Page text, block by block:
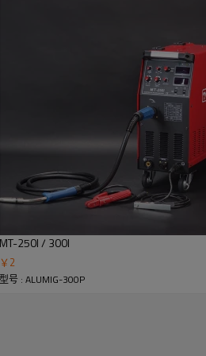
然后选择导线速度。现在你要焊接了
以将一个液滴推过电弧并进入水坑。
MT-250I / 300I
￥ 2
型号 : ALUMIG-300P